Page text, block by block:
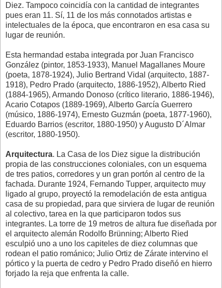
Diez. Tampoco coincidía con la cantidad de integrantes
pues eran 11. Sí, 11 de los más connotados artistas e
intelectuales de la época, que encontraron en esa casa su
lugar de reunión.
Esta hermandad estaba integrada por Juan Francisco
González (pintor, 1853-1933), Manuel Magallanes Moure
(poeta, 1878-1924), Julio Bertrand Vidal (arquitecto, 1887-
1918), Pedro Prado (arquitecto, 1886-1952), Alberto Ried
(1884-1965), Armando Donoso (crítico literario, 1886-1946),
Acario Cotapos (1889-1969), Alberto García Guerrero
(músico, 1886-1974), Ernesto Guzmán (poeta, 1877-1960),
Eduardo Barrios (escritor, 1880-1950) y Augusto D´Almar
(escritor, 1880-1950).
Arquitectura. La Casa de los Diez sigue la distribución
propia de las construcciones coloniales, con un esquema
de tres patios, corredores y un gran portón al centro de la
fachada. Durante 1924, Fernando Tupper, arquitecto muy
ligado al grupo, proyectó la remodelación de esta antigua
casa de su propiedad, para que sirviera de lugar de reunión
al colectivo, tarea en la que participaron todos sus
integrantes. La torre de 19 metros de altura fue diseñada por
el arquitecto alemán Rodolfo Brünning; Alberto Ried
esculpió uno a uno los capiteles de diez columnas que
rodean el patio románico; Julio Ortiz de Zárate intervino el
pórtico y la puerta de cedro y Pedro Prado diseñó en hierro
forjado la reja que enfrenta la calle.